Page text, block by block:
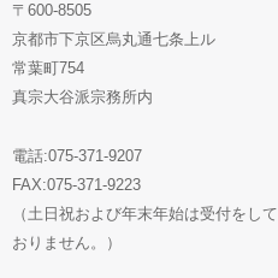
〒600-8505
京都市下京区烏丸通七条上ル
常葉町754
真宗大谷派宗務所内
電話:075-371-9207
FAX:075-371-9223
（土日祝および年末年始は受付をして
おりません。）